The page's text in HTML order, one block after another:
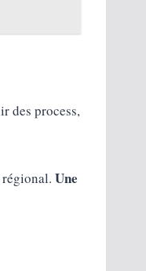
des process,
Une